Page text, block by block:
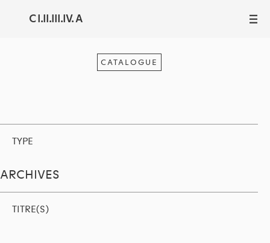
C I.II.III.IV. A III
CATALOGUE
TYPE
ARCHIVES
TITRE(S)